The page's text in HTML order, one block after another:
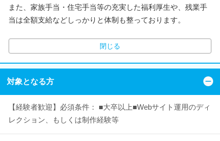
また、家族手当・住宅手当等の充実した福利厚生や、残業手
当は全額支給などしっかりと体制も整っております。
閉じる
対象となる方
【経験者歓迎】必須条件： ■大卒以上■Webサイト運用のディ
レクション、もしくは制作経験等